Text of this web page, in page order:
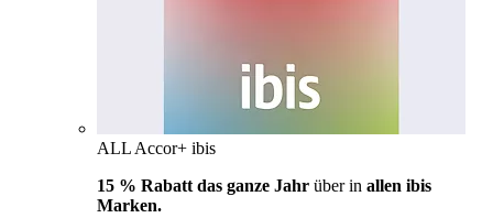
ALL Accor+ ibis
15 % Rabatt das ganze Jahr über in allen ibis
Marken.